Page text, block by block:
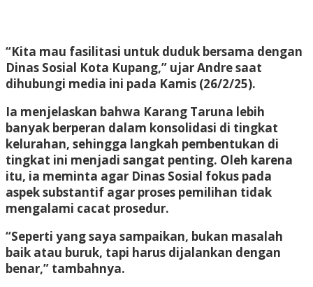
“Kita mau fasilitasi untuk duduk bersama dengan
Dinas Sosial Kota Kupang,” ujar Andre saat
dihubungi media ini pada Kamis (26/2/25).
Ia menjelaskan bahwa Karang Taruna lebih
banyak berperan dalam konsolidasi di tingkat
kelurahan, sehingga langkah pembentukan di
tingkat ini menjadi sangat penting. Oleh karena
itu, ia meminta agar Dinas Sosial fokus pada
aspek substantif agar proses pemilihan tidak
mengalami cacat prosedur.
“Seperti yang saya sampaikan, bukan masalah
baik atau buruk, tapi harus dijalankan dengan
benar,” tambahnya.